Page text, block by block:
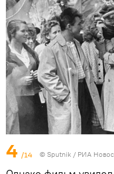
4 /14 © Sputnik / РИА